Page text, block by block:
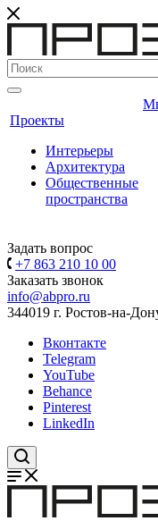
Проекты
Интерьеры
Архитектура
Общественные
пространства
Задать вопрос
+7 863 210 10 00
Заказать звонок
info@abpro.ru
344019 г. Ростов-на-
Вконтакте
Telegram
YouTube
Behance
Pinterest
LinkedIn